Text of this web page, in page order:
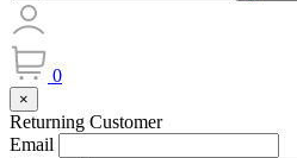
0
×
Returning Customer
Email